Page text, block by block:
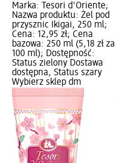
Marka: Tesori d'Oriente;
Nazwa produktu: Żel pod
przysznic Ikigai, 250 ml;
Cena: 12,95 zł; Cena
bazowa: 250 ml (5,18 zł za
100 ml); Dostępność:
Status zielony Dostawa
dostępna, Status szary
Wybierz sklep dm